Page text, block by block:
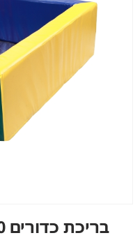
בריכת כדורים 100/100/40 ג'ימבורי